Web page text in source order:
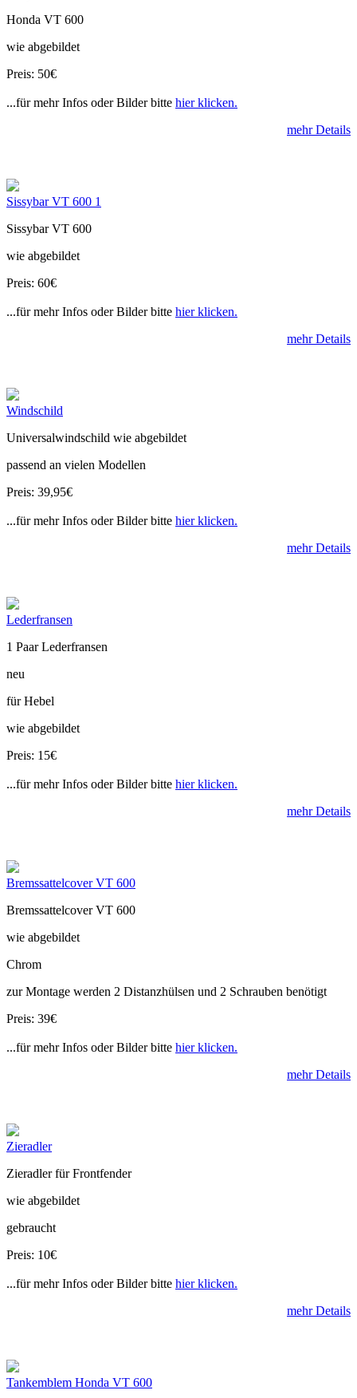
Honda VT 600
wie abgebildet
Preis: 50€
...für mehr Infos oder Bilder bitte hier klicken.
mehr Details
Sissybar VT 600 1
Sissybar VT 600
wie abgebildet
Preis: 60€
...für mehr Infos oder Bilder bitte hier klicken.
mehr Details
Windschild
Universalwindschild wie abgebildet
passend an vielen Modellen
Preis: 39,95€
...für mehr Infos oder Bilder bitte hier klicken.
mehr Details
Lederfransen
1 Paar Lederfransen
neu
für Hebel
wie abgebildet
Preis: 15€
...für mehr Infos oder Bilder bitte hier klicken.
mehr Details
Bremssattelcover VT 600
Bremssattelcover VT 600
wie abgebildet
Chrom
zur Montage werden 2 Distanzhülsen und 2 Schrauben benötigt
Preis: 39€
...für mehr Infos oder Bilder bitte hier klicken.
mehr Details
Zieradler
Zieradler für Frontfender
wie abgebildet
gebraucht
Preis: 10€
...für mehr Infos oder Bilder bitte hier klicken.
mehr Details
Tankemblem Honda VT 600